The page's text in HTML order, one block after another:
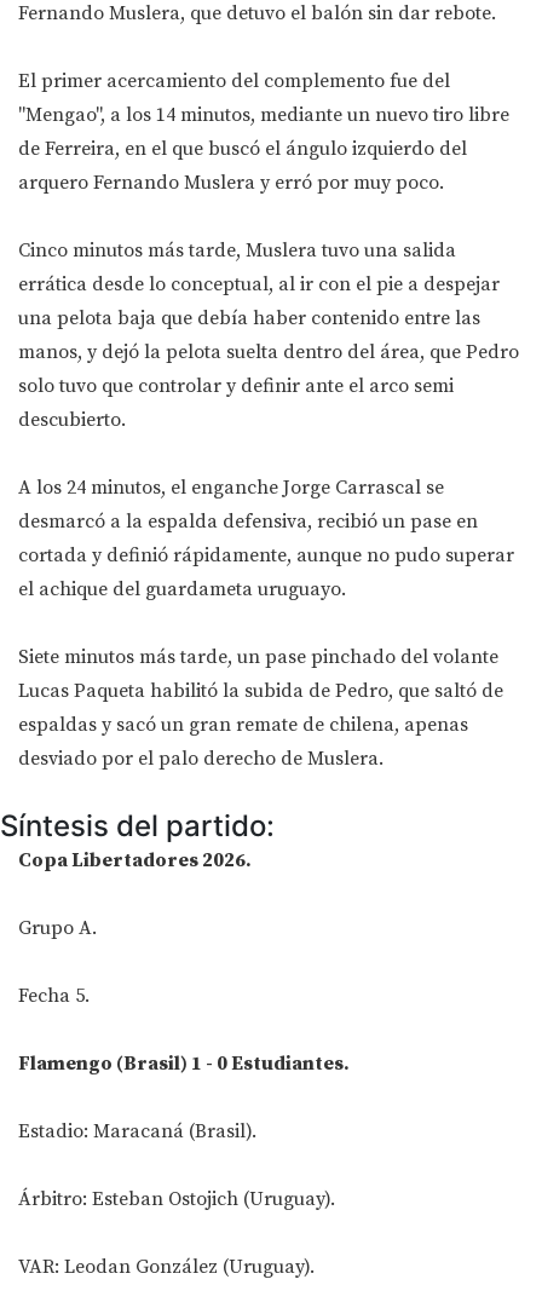
Fernando Muslera, que detuvo el balón sin dar rebote.
El primer acercamiento del complemento fue del
"Mengao", a los 14 minutos, mediante un nuevo tiro libre
de Ferreira, en el que buscó el ángulo izquierdo del
arquero Fernando Muslera y erró por muy poco.
Cinco minutos más tarde, Muslera tuvo una salida
errática desde lo conceptual, al ir con el pie a despejar
una pelota baja que debía haber contenido entre las
manos, y dejó la pelota suelta dentro del área, que Pedro
solo tuvo que controlar y definir ante el arco semi
descubierto.
A los 24 minutos, el enganche Jorge Carrascal se
desmarcó a la espalda defensiva, recibió un pase en
cortada y definió rápidamente, aunque no pudo superar
el achique del guardameta uruguayo.
Siete minutos más tarde, un pase pinchado del volante
Lucas Paqueta habilitó la subida de Pedro, que saltó de
espaldas y sacó un gran remate de chilena, apenas
desviado por el palo derecho de Muslera.
Síntesis del partido:
Copa Libertadores 2026.
Grupo A.
Fecha 5.
Flamengo (Brasil) 1 - 0 Estudiantes.
Estadio: Maracaná (Brasil).
Árbitro: Esteban Ostojich (Uruguay).
VAR: Leodan González (Uruguay).